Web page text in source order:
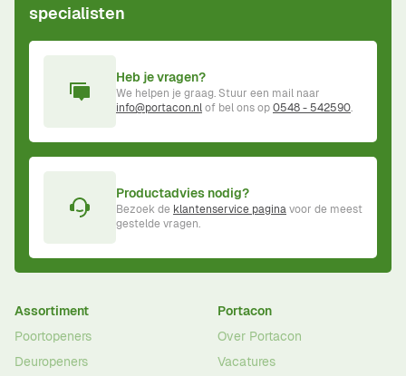
specialisten
Heb je vragen?
We helpen je graag. Stuur een mail naar
info@portacon.nlof bel ons op0548 - 542590.
Productadvies nodig?
Bezoek de klantenservice paginavoor de meest
gestelde vragen.
Assortiment
Poortopeners
Deuropeners
Portacon
Over Portacon
Vacatures